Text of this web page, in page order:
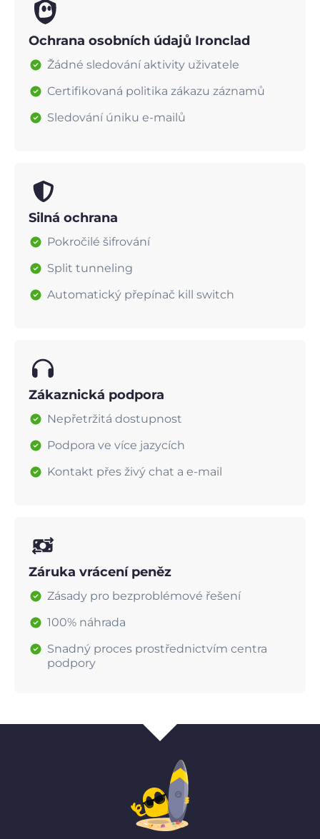
Ochrana osobních údajů Ironclad
Žádné sledování aktivity uživatele
Certifikovaná politika zákazu záznamů
Sledování úniku e-mailů
Silná ochrana
Pokročilé šifrování
Split tunneling
Automatický přepínač kill switch
Zákaznická podpora
Nepřetržitá dostupnost
Podpora ve více jazycích
Kontakt přes živý chat a e-mail
Záruka vrácení peněz
Zásady pro bezproblémové řešení
100% náhrada
Snadný proces prostřednictvím centra
podpory